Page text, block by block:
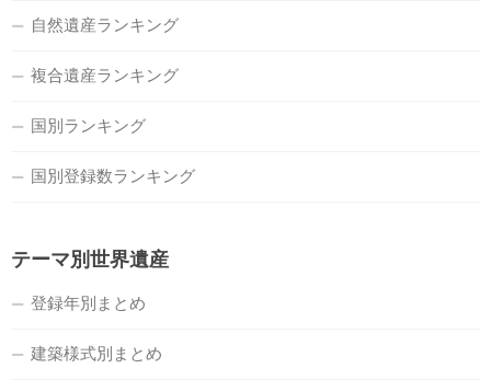
自然遺産ランキング
複合遺産ランキング
国別ランキング
国別登録数ランキング
テーマ別世界遺産
登録年別まとめ
建築様式別まとめ